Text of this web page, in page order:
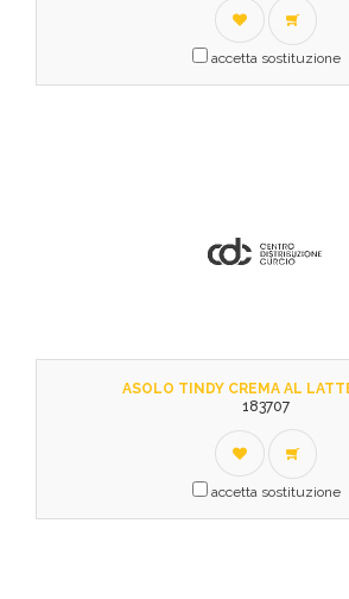
accetta sostituzione
ASOLO TINDY CREMA AL
183707
accetta sostituzione